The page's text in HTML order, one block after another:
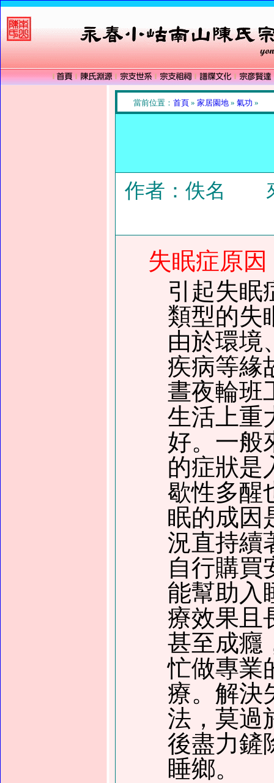
當前位置：首頁 » 家居園地 » 氣功 »
作者：佚名
失眠症原因
引起失眠
類型的失
由於環境
疾病等緣
晝夜輪班
生活上重
好。一般
的症狀是
歇性多醒
眠的成因
況直持續
自行購買
能幫助入
療效果且
甚至成癮
忙做專業
療。解決
法，莫過
後盡力鏟
睡鄉。